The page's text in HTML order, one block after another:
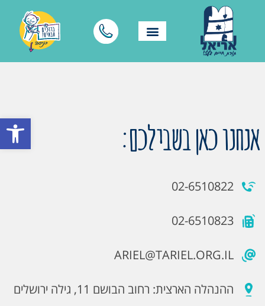
פתח אנחנו כאן בשבילכם:
02-6510822
02-6510823
ARIEL@TARIEL.ORG.IL
ההנהלה הארצית: רחוב הבושם 11, גילה ירושלים